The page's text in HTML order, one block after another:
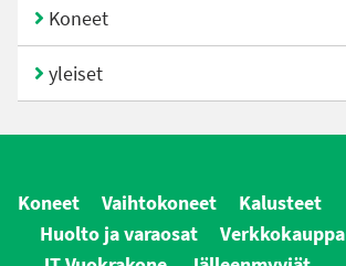
Koneet
yleiset
Koneet Vaihtokoneet
Kalusteet
Huolto ja varaosat
Verkkokauppa